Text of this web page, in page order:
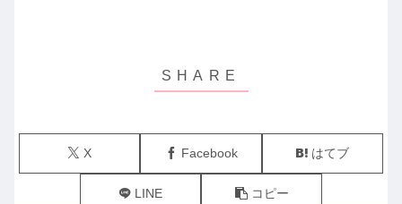
X Facebook はてブ
LINE コピー